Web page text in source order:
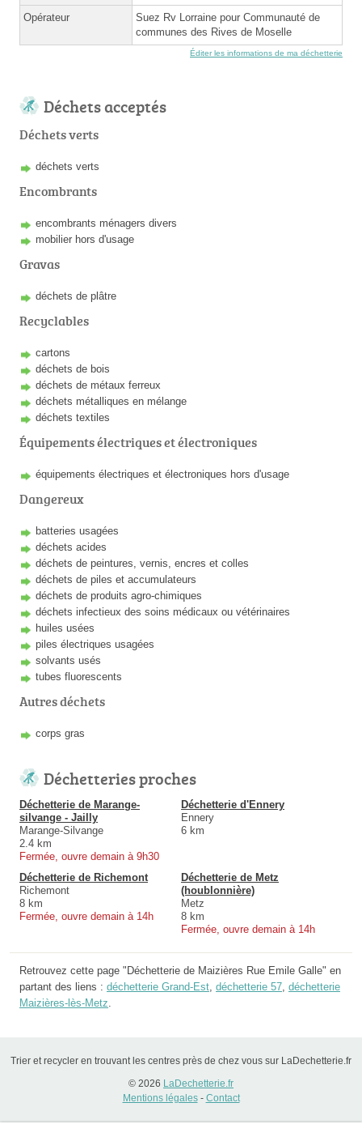
Opérateur
Suez Rv Lorraine pour Communauté de
communes des Rives de Moselle
Éditer les informations de ma déchetterie
Déchets acceptés
Déchets verts
déchets verts
Encombrants
encombrants ménagers divers
mobilier hors d'usage
Gravas
déchets de plâtre
Recyclables
cartons
déchets de bois
déchets de métaux ferreux
déchets métalliques en mélange
déchets textiles
Équipements électriques et électroniques
équipements électriques et électroniques hors d'usage
Dangereux
batteries usagées
déchets acides
déchets de peintures, vernis, encres et colles
déchets de piles et accumulateurs
déchets de produits agro-chimiques
déchets infectieux des soins médicaux ou vétérinaires
huiles usées
piles électriques usagées
solvants usés
tubes fluorescents
Autres déchets
corps gras
Déchetteries proches
Déchetterie de Marange-
silvange - Jailly
Marange-Silvange
2.4 km
Fermée, ouvre demain à 9h30
Déchetterie d'Ennery
Ennery
6 km
Déchetterie de Richemont
Richemont
8 km
Fermée, ouvre demain à 14h
Déchetterie de Metz
(houblonnière)
Metz
8 km
Fermée, ouvre demain à 14h
Retrouvez cette page "Déchetterie de Maizières Rue Emile Galle" en
partant des liens : déchetterie Grand-Est, déchetterie 57, déchetterie
Maizières-lès-Metz.
Trier et recycler en trouvant les centres près de chez vous sur LaDechetterie.fr
© 2026 LaDechetterie.fr
Mentions légales- Contact